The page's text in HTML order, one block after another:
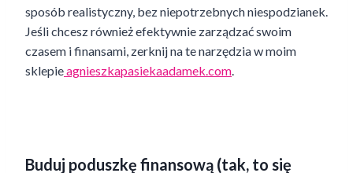
sposób realistyczny, bez niepotrzebnych niespodzianek.
Jeśli chcesz również efektywnie zarządzać swoim
czasem i finansami, zerknij na te narzędzia w moim
sklepieagnieszkapasiekaadamek.com
Buduj poduszkę finansową (tak, to się